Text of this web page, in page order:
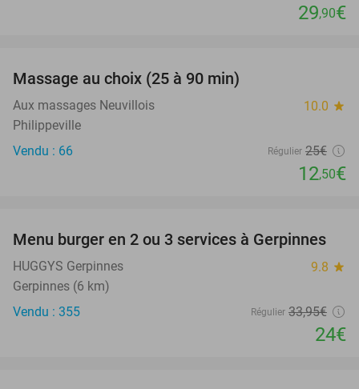
29,90€
Massage au choix (25 à 90 min)
Aux massages Neuvillois 10.0 star
Philippeville
Vendu : 66
Régulier 25€
12,50€
29%
Menu burger en 2 ou 3 services à Gerpinnes
HUGGYS Gerpinnes 9.8 star
Gerpinnes (6 km)
Vendu : 355
Régulier 33,95€
24€